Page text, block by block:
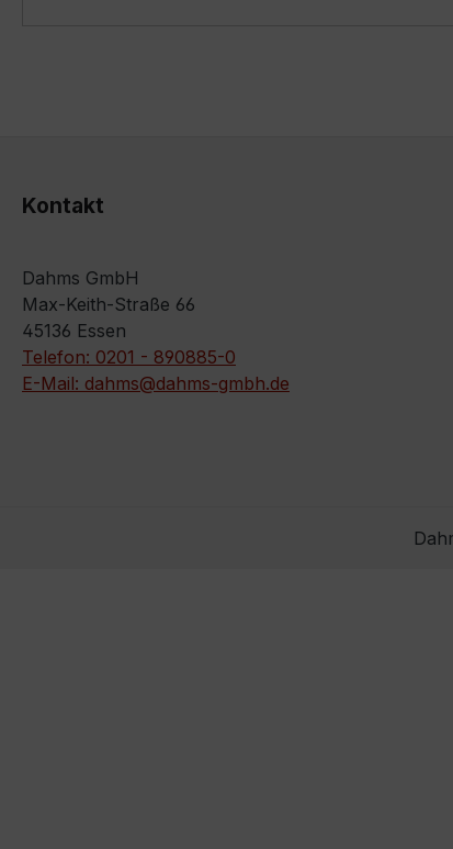
Kontakt
Dahms GmbH
Max-Keith-Straße 66
45136 Essen
Telefon: 0201 - 890885-0
E-Mail: dahms@dahms-gmbh.de